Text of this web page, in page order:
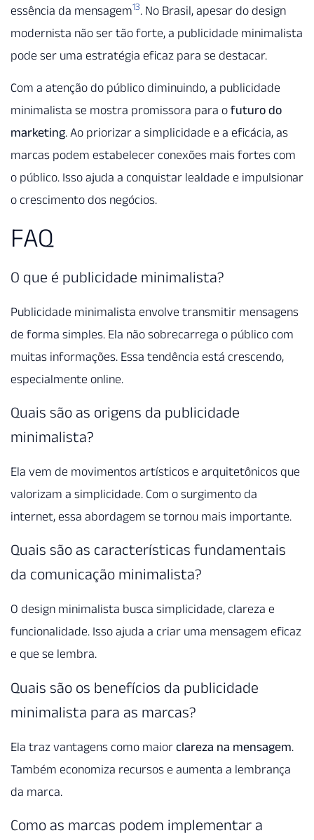
essência da mensagem13. No Brasil, apesar do design
modernista não ser tão forte, a publicidade minimalista
pode ser uma estratégia eficaz para se destacar.
Com a atenção do público diminuindo, a publicidade
minimalista se mostra promissora para o futuro do
marketing. Ao priorizar a simplicidade e a eficácia, as
marcas podem estabelecer conexões mais fortes com
o público. Isso ajuda a conquistar lealdade e impulsionar
o crescimento dos negócios.
FAQ
O que é publicidade minimalista?
Publicidade minimalista envolve transmitir mensagens
de forma simples. Ela não sobrecarrega o público com
muitas informações. Essa tendência está crescendo,
especialmente online.
Quais são as origens da publicidade
minimalista?
Ela vem de movimentos artísticos e arquitetônicos que
valorizam a simplicidade. Com o surgimento da
internet, essa abordagem se tornou mais importante.
Quais são as características fundamentais
da comunicação minimalista?
O design minimalista busca simplicidade, clareza e
funcionalidade. Isso ajuda a criar uma mensagem eficaz
e que se lembra.
Quais são os benefícios da publicidade
minimalista para as marcas?
Ela traz vantagens como maior clareza na mensagem.
Também economiza recursos e aumenta a lembrança
da marca.
Como as marcas podem implementar a